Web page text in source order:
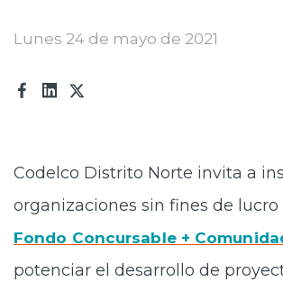
Innovación
Prensa
Trabaja en Codelco
Lunes 24 de mayo de 2021
Codelco Distrito Norte invita a
organizaciones sin fines de lucro
Fondo Concursable +
potenciar el desarrollo de